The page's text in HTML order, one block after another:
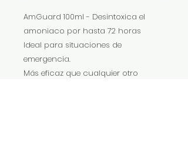
AmGuard 100ml - Desintoxica el
amoniaco por hasta 72 horas
Ideal para situaciones de
emergencia.
Más eficaz que cualquier otro